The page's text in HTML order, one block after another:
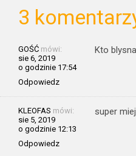
3
GOŚĆ mówi:
sie 6, 2019
o godzinie 17:54
Odpowiedz
Kto
KLEOFAS mówi:
sie 5, 2019
o godzinie 12:13
Odpowiedz
super